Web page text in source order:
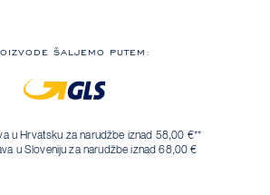
ŠALJEMO PUTEM:
u Hrvatsku za narudžbe iznad 58,00 €**
u Sloveniju za narudžbe iznad 68,00 €